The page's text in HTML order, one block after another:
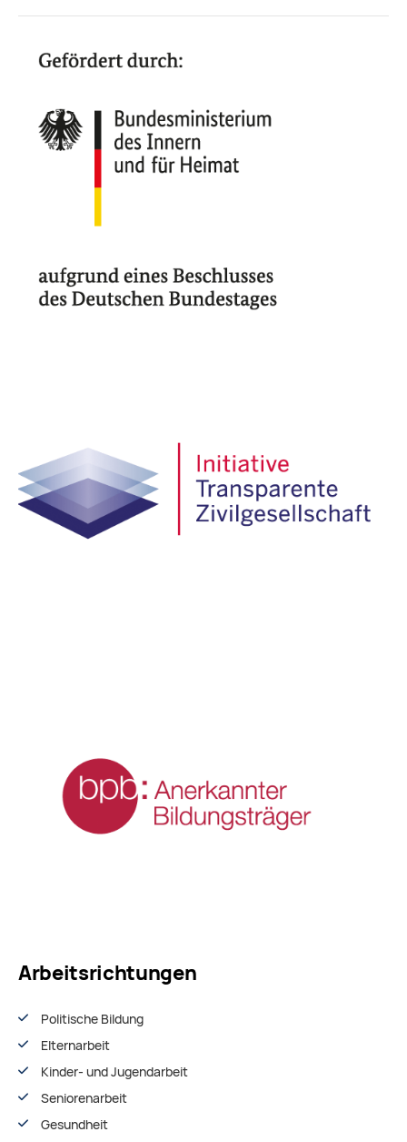
Arbeitsrichtungen
Politische Bildung
Elternarbeit
Kinder- und Jugendarbeit
Seniorenarbeit
Gesundheit